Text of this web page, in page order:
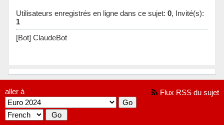
Utilisateurs enregistrés en ligne dans ce sujet: 0, Invité(s):
1
[Bot] ClaudeBot
aller à Flux RSS du sujet